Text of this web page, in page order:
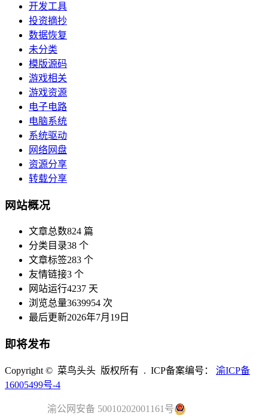
开发工具
投资摘抄
数据恢复
未分类
模版源码
游戏相关
游戏资源
电子电路
电脑系统
系统驱动
网络网盘
资源分享
转载分享
网站概况
文章总数824 篇
分类目录38 个
文章标签283 个
友情链接3 个
网站运行4237 天
浏览总量3639954 次
最后更新2026年7月19日
即将发布
Copyright © 菜鸟头头 版权所有 . ICP备案编号： 渝ICP备
16005499号-4
渝公网安备 50010202001161号